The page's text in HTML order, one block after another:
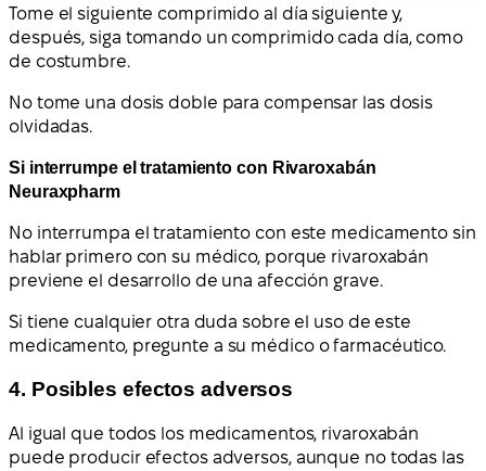
Tome el siguiente comprimido al día siguiente y,
después, siga tomando un comprimido cada día, como
de costumbre.
No tome una dosis doble para compensar las dosis
olvidadas.
Si interrumpe el tratamiento con Rivaroxabán
Neuraxpharm
No interrumpa el tratamiento con este medicamento sin
hablar primero con su médico, porque rivaroxabán
previene el desarrollo de una afección grave.
Si tiene cualquier otra duda sobre el uso de este
medicamento, pregunte a su médico o farmacéutico.
4. Posibles efectos adversos
Al igual que todos los medicamentos, rivaroxabán
puede producir efectos adversos, aunque no todas las